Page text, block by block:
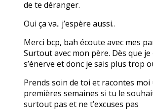
de te déranger.
Oui ça va.. j’espère aussi..
Merci bcp, bah écoute avec mes
Surtout avec mon père. Dès que
s’énerve et donc je sais plus trop
Prends soin de toi et racontes moi
premières semaines si tu le
surtout pas et ne t’excuses pas